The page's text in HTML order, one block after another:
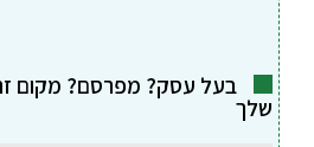
בעל עסק? מפרסם? מקום זה
שלך